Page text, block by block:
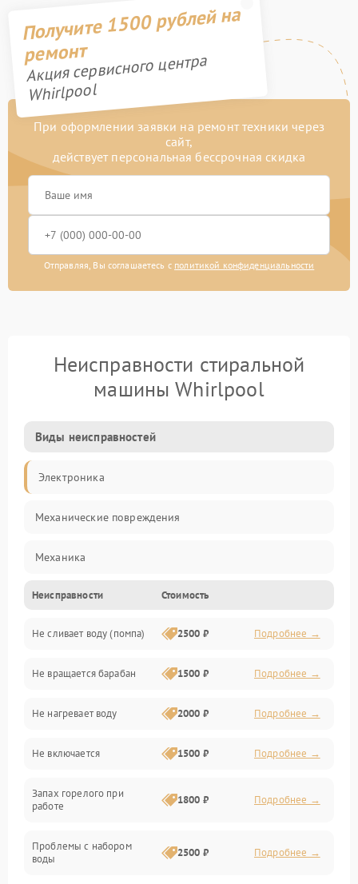
Получите 1500 рублей на
ремонт
Акция сервисного центра
Whirlpool
При оформлении заявки на ремонт техники через
сайт,
действует персональная бессрочная скидка
Отправляя, Вы соглашаетесь с политикой конфиденциальности
Неисправности стиральной
машины Whirlpool
Виды неисправностей
Электроника
Механические повреждения
Механика
Электропитание
Водоснабжение
Слив
Программное обеспечение
Неисправности Стоимость
Не сливает воду (помпа) 2500 ₽ Подробнее →
Не вращается барабан 1500 ₽ Подробнее →
Не нагревает воду 2000 ₽ Подробнее →
Не включается 1500 ₽ Подробнее →
Запах горелого при
работе
1800 ₽ Подробнее →
Проблемы с набором
воды
2500 ₽ Подробнее →